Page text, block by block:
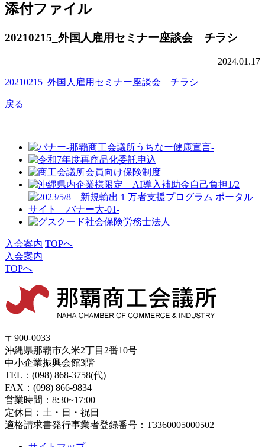
添付ファイル
20210215_外国人雇用セミナー座談会 チラシ
2024.01.17
20210215_外国人雇用セミナー座談会 チラシ
戻る
入会案内 TOPへ
入会案内
TOPへ
〒900-0033
沖縄県那覇市久米2丁目2番10号
中小企業振興会館3階
TEL：(098) 868-3758(代)
FAX：(098) 866-9834
営業時間：8:30~17:00
定休日：土・日・祝日
適格請求書発行事業者登録番号：T3360005000502